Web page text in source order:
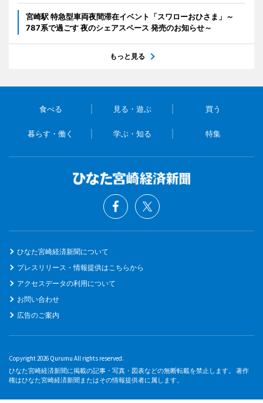
宮崎駅 特急型車両夜間滞在イベント「スワローおひさま」～
787系で過ごす 夜のシェアスペース 発売のお知らせ～
もっと見る
食べる 見る・遊ぶ 買う
暮らす・働く 学ぶ・知る 特集
ひなた宮崎経済新聞について
プレスリリース・情報提供はこちらから
アクセスデータの利用について
お問い合わせ
広告のご案内
Copyright 2026 Qurumu All rights reserved.
ひなた宮崎経済新聞に掲載の記事・写真・図表などの無断転載を禁止します。 著作
権はひなた宮崎経済新聞またはその情報提供者に属します。